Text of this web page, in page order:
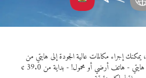
باستخدام Viber Out، يمكنك إجراء مكالمات عالية الجودة إلى هايتي من
اتصل بأي رقم في هايتي - هاتف أرضي أو محمول! - بداية من 39.0 ¢